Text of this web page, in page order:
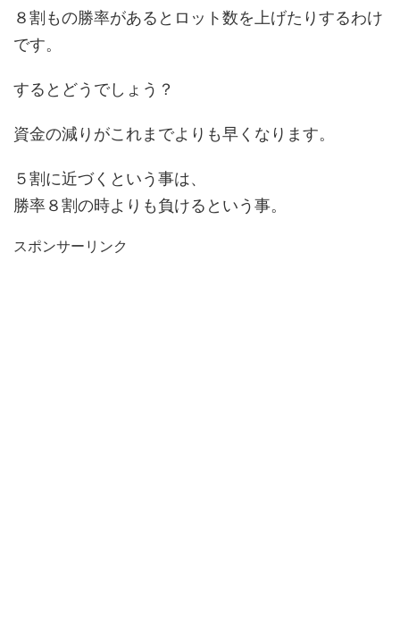
８割もの勝率があるとロット数を上げたりするわけ
です。
するとどうでしょう？
資金の減りがこれまでよりも早くなります。
５割に近づくという事は、
勝率８割の時よりも負けるという事。
スポンサーリンク